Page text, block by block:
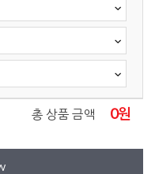
총 상품 금액 0원